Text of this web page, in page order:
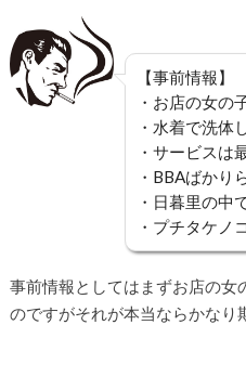
【事前情報】
・お店の女の
・水着で洗体
・サービスは
・BBAばかり
・日暮里の中
・プチタケノ
事前情報としてはまずお店の女
のですがそれが本当ならかなり